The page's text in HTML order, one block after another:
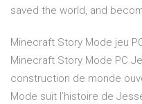
saved the world, and
Minecraft Story Mode jeu
Minecraft Story Mode PC
construction de monde
Mode suit l’histoire de